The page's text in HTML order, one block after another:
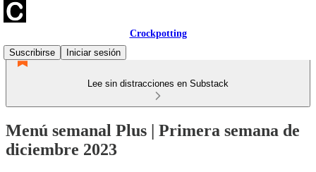
Crockpotting
Suscribirse
Iniciar sesión
Lee sin distracciones en Substack
Menú semanal Plus | Primera semana de
diciembre 2023